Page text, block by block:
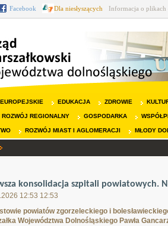
Facebook Dla niesłyszących Informacja o plikach
EDUKACJA ZDROWIE
ROZWÓJ REGIONALNY GOSPODARKA
ROZWÓJ MIAST I AGLOMERACJI MŁODY
konsolidacja szpitali powiatowych.
12:53 12:53
powiatów zgorzeleckiego i
Województwa Dolnośląskiego Pawła